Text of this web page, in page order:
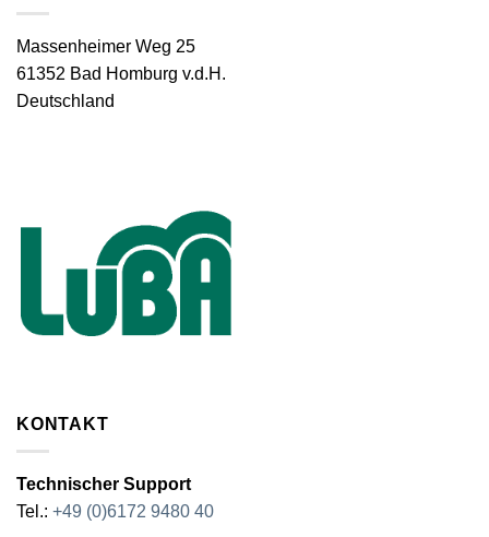
Massenheimer Weg 25
61352 Bad Homburg v.d.H.
Deutschland
KONTAKT
Technischer Support
Tel.: +49 (0)6172 9480 40